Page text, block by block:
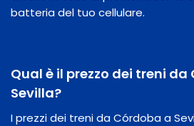
batteria del tuo cellulare.
Qual è il prezzo dei treni da
Sevilla?
I prezzi dei treni da Córdoba a